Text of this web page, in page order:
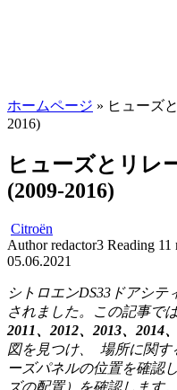
ホームページ » ヒューズ
2016)
ヒューズとリレ
(2009-2016)
Citroën
Author redactor3 Reading 11
05.06.2021
シトロエンDS33ドアシテ
されました。この記事では
2011、2012、2013、2014
図を見つけ、
場所に関す
ーズパネルの位置を確認
ズの配置）を確認します。